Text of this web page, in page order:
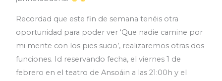
Recordad que este fin de semana tenéis otra
oportunidad para poder ver ‘Que nadie camine por
mi mente con los pies sucio’, realizaremos otras dos
funciones. Id reservando fecha, el viernes 1 de
febrero en el teatro de Ansoáin a las 21:00h y el